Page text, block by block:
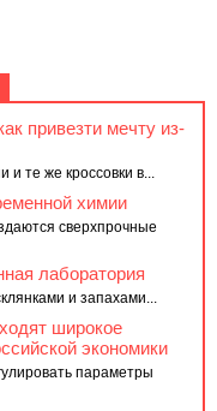
привезти мечту из-
и те же кроссовки в...
химии
сверхпрочные
лаборатория
и запахами...
широкое
экономики
параметры